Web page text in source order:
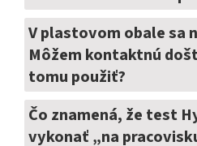
V plastovom obale sa
Môžem kontaktnú
tomu použiť?
Čo znamená, že test
vykonať „na